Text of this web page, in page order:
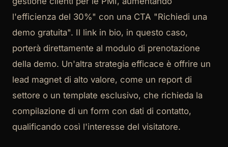
l'efficienza del 30%" con una CTA "Richiedi una
demo gratuita". Il link in bio, in questo caso,
porterà direttamente al modulo di prenotazione
della demo. Un'altra strategia efficace è offrire un
lead magnet di alto valore, come un report di
settore o un template esclusivo, che richieda la
compilazione di un form con dati di contatto,
qualificando così l'interesse del visitatore.